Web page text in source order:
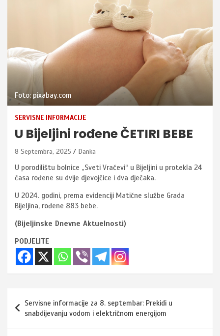
Foto: pixabay.com
SERVISNE INFORMACIJE
U Bijeljini rođene ČETIRI BEBE
8 Septembra, 2025 Danka
U porodilištu bolnice „Sveti Vračevi“ u Bijeljini u protekla 24
časa rođene su dvije djevojčice i dva dječaka.
U 2024. godini, prema evidenciji Matične službe Grada
Bijeljina, rođene 883 bebe.
(Bijeljinske Dnevne Aktuelnosti)
PODJELITE
Navigacija
članaka
Servisne informacije za 8. septembar: Prekidi u
snabdijevanju vodom i električnom energijom